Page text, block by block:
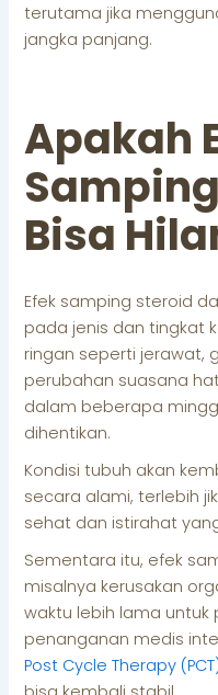
terutama jika
jangka panjang.
Apakah
Bisa
Efek samping steroid
pada jenis dan tingkat
ringan seperti jerawat,
perubahan suasana
dalam beberapa
dihentikan.
Kondisi tubuh akan
secara alami, terlebih
sehat dan istirahat
Sementara itu, efek
misalnya kerusakan
waktu lebih lama untuk
penanganan medis
Post Cycle Therapy